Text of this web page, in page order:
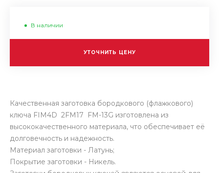
В наличии
УТОЧНИТЬ ЦЕНУ
Качественная заготовка бородкового (флажкового)
ключа FIM4D 2FM17 FM-13G изготовлена из
высококачественного материала, что обеспечивает её
долговечность и надежность.
Материал заготовки - Латунь;
Покрытие заготовки - Никель.